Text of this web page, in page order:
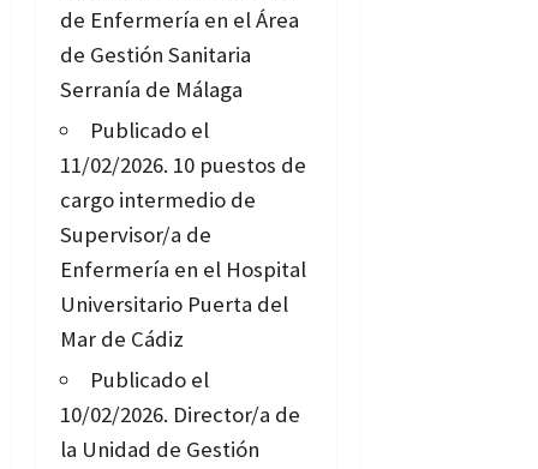
de Enfermería en el Área
de Gestión Sanitaria
Serranía de Málaga
Publicado el
11/02/2026. 10 puestos de
cargo intermedio de
Supervisor/a de
Enfermería en el Hospital
Universitario Puerta del
Mar de Cádiz
Publicado el
10/02/2026. Director/a de
la Unidad de Gestión